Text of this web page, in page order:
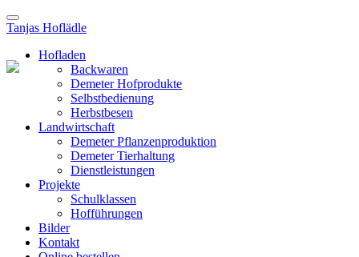
Tanjas Hoflädle
Hofladen
Backwaren
Demeter Hofprodukte
Selbstbedienung
Herbstbesen
Landwirtschaft
Demeter Pflanzenproduktion
Demeter Tierhaltung
Dienstleistungen
Projekte
Schulklassen
Hofführungen
Bilder
Kontakt